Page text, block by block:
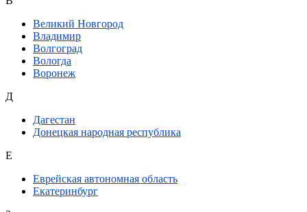
Великий Новгород
Владимир
Волгоград
Вологда
Воронеж
Д
Дагестан
Донецкая народная республика
Е
Еврейская автономная область
Екатеринбург